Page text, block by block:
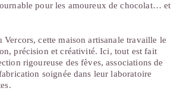
pour les amoureux de chocolat… et
cette maison artisanale travaille le
précision et créativité. Ici, tout est fait
rigoureuse des fèves, associations de
soignée dans leur laboratoire